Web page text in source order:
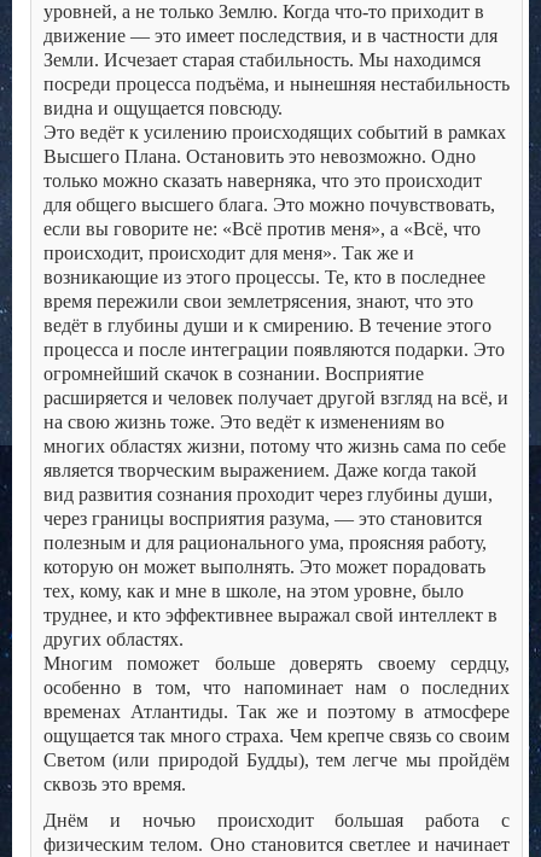
уровней, а не только Землю. Когда что-то приходит в
движение — это имеет последствия, и в частности для
Земли. Исчезает старая стабильность. Мы находимся
посреди процесса подъёма, и нынешняя нестабильность
видна и ощущается повсюду.
Это ведёт к усилению происходящих событий в рамках
Высшего Плана. Остановить это невозможно. Одно
только можно сказать наверняка, что это происходит
для общего высшего блага. Это можно почувствовать,
если вы говорите не: «Всё против меня», а «Всё, что
происходит, происходит для меня». Так же и
возникающие из этого процессы. Те, кто в последнее
время пережили свои землетрясения, знают, что это
ведёт в глубины души и к смирению. В течение этого
процесса и после интеграции появляются подарки. Это
огромнейший скачок в сознании. Восприятие
расширяется и человек получает другой взгляд на всё, и
на свою жизнь тоже. Это ведёт к изменениям во
многих областях жизни, потому что жизнь сама по себе
является творческим выражением. Даже когда такой
вид развития сознания проходит через глубины души,
через границы восприятия разума, — это становится
полезным и для рационального ума, проясняя работу,
которую он может выполнять. Это может порадовать
тех, кому, как и мне в школе, на этом уровне, было
труднее, и кто эффективнее выражал свой интеллект в
других областях.
Многим поможет больше доверять своему сердцу,
особенно в том, что напоминает нам о последних
временах Атлантиды. Так же и поэтому в атмосфере
ощущается так много страха. Чем крепче связь со своим
Светом (или природой Будды), тем легче мы пройдём
сквозь это время.
Днём и ночью происходит большая работа с
физическим телом. Оно становится светлее и начинает